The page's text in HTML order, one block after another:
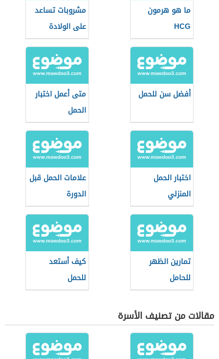
ما هو هرمون
HCG
مشروبات تساعد
على الولادة
الطبيعية
أفضل سن للحمل
متى أعمل اختبار
الحمل
اختبار الحمل
المنزلي
علامات الحمل قبل
الدورة
تمارين الظهر
للحامل
كيف أستعد
للحمل
مقالات من تصنيف الأسرة